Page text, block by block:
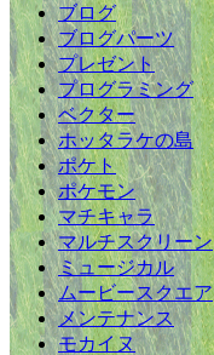
ブログ
ブログパーツ
プレゼント
プログラミング
ベクター
ホッタラケの島
ポケト
ポケモン
マチキャラ
マルチスクリーン
ミュージカル
ムービースクエア
メンテナンス
モカイヌ